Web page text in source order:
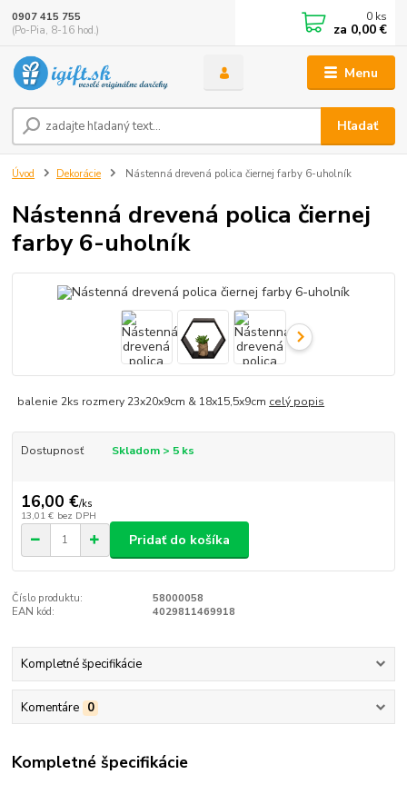
Menu
Hľadať
0907 415 755
(Po-Pia, 8-16 hod.)
0 ks
za 0,00 €
Úvod Dekorácie Nástenná drevená polica čiernej farby 6-uholník
Nástenná drevená polica čiernej
farby 6-uholník
balenie 2ks rozmery 23x20x9cm & 18x15,5x9cm celý popis
Dostupnosť Skladom > 5 ks
16,00 €/ks
13,01 € bez DPH
Pridať do košíka
Číslo produktu:
58000058
EAN kód:
4029811469918
Kompletné špecifikácie
Komentáre 0
Kompletné špecifikácie